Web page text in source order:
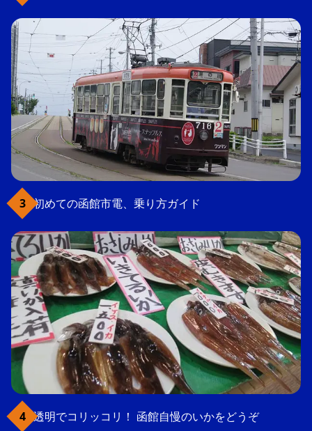
初めての函館市電、乗り方ガイド
透明でコリッコリ！ 函館自慢のいかをどうぞ